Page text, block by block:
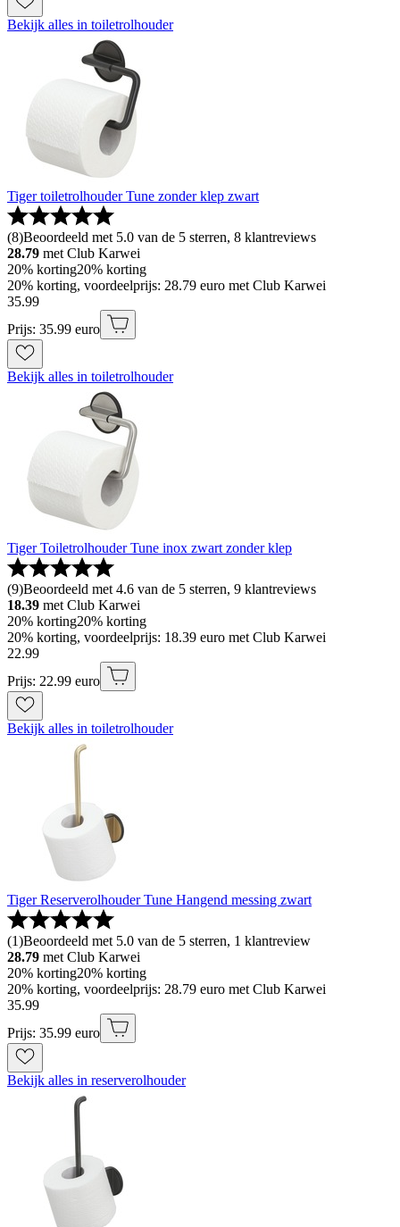
Bekijk alles in toiletrolhouder
Tiger toiletrolhouder Tune zonder klep zwart
(8)Beoordeeld met 5.0 van de 5 sterren, 8 klantreviews
28.79 met Club Karwei
20% korting20% korting
20% korting, voordeelprijs: 28.79 euro met Club Karwei
35.99
Prijs: 35.99 euro
Bekijk alles in toiletrolhouder
Tiger Toiletrolhouder Tune inox zwart zonder klep
(9)Beoordeeld met 4.6 van de 5 sterren, 9 klantreviews
18.39 met Club Karwei
20% korting20% korting
20% korting, voordeelprijs: 18.39 euro met Club Karwei
22.99
Prijs: 22.99 euro
Bekijk alles in toiletrolhouder
Tiger Reserverolhouder Tune Hangend messing zwart
(1)Beoordeeld met 5.0 van de 5 sterren, 1 klantreview
28.79 met Club Karwei
20% korting20% korting
20% korting, voordeelprijs: 28.79 euro met Club Karwei
35.99
Prijs: 35.99 euro
Bekijk alles in reserverolhouder